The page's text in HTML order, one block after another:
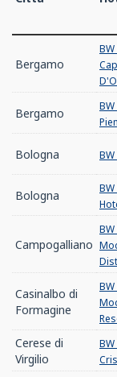
Bergamo
Bergamo
Bologna
Bologna
Campogalliano
Casinalbo di
Formagine
Cerese di
Virgilio